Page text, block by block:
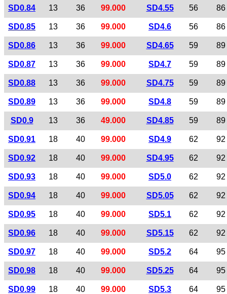
SD0.84 13 36 99.000 SD4.55 56 86
SD0.85 13 36 99.000 SD4.6 56 86
SD0.86 13 36 99.000 SD4.65 59 89
SD0.87 13 36 99.000 SD4.7 59 89
SD0.88 13 36 99.000 SD4.75 59 89
SD0.89 13 36 99.000 SD4.8 59 89
SD0.9 13 36 49.000 SD4.85 59 89
SD0.91 18 40 99.000 SD4.9 62 92
SD0.92 18 40 99.000 SD4.95 62 92
SD0.93 18 40 99.000 SD5.0 62 92
SD0.94 18 40 99.000 SD5.05 62 92
SD0.95 18 40 99.000 SD5.1 62 92
SD0.96 18 40 99.000 SD5.15 62 92
SD0.97 18 40 99.000 SD5.2 64 95
SD0.98 18 40 99.000 SD5.25 64 95
SD0.99 18 40 99.000 SD5.3 64 95